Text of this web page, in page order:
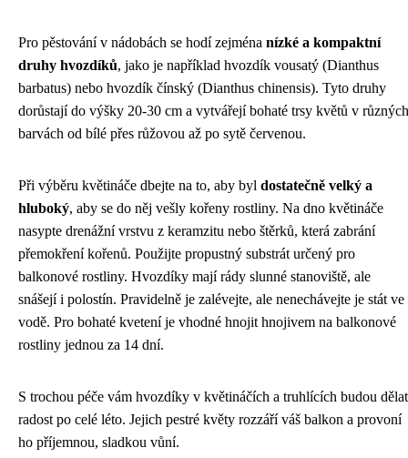
Pro pěstování v nádobách se hodí zejména nízké a kompaktní
druhy hvozdíků, jako je například hvozdík vousatý (Dianthus
barbatus) nebo hvozdík čínský (Dianthus chinensis). Tyto druhy
dorůstají do výšky 20-30 cm a vytvářejí bohaté trsy květů v různých
barvách od bílé přes růžovou až po sytě červenou.
Při výběru květináče dbejte na to, aby byl dostatečně velký a
hluboký, aby se do něj vešly kořeny rostliny. Na dno květináče
nasypte drenážní vrstvu z keramzitu nebo štěrků, která zabrání
přemokření kořenů. Použijte propustný substrát určený pro
balkonové rostliny. Hvozdíky mají rády slunné stanoviště, ale
snášejí i polostín. Pravidelně je zalévejte, ale nenechávejte je stát ve
vodě. Pro bohaté kvetení je vhodné hnojit hnojivem na balkonové
rostliny jednou za 14 dní.
S trochou péče vám hvozdíky v květináčích a truhlících budou dělat
radost po celé léto. Jejich pestré květy rozzáří váš balkon a provoní
ho příjemnou, sladkou vůní.